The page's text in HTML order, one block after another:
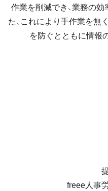
作業を削減でき、業務の
た、これにより手作業を無
を防ぐとともに情報
freee人事